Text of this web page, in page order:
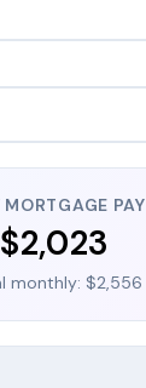
MORTGAGE
$2,023
monthly: $2,556